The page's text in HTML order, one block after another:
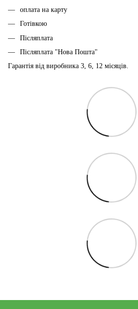
оплата на карту
Готівкою
Післяплата
Післяплата "Нова Пошта"
Гарантія від виробника 3, 6, 12 місяців.